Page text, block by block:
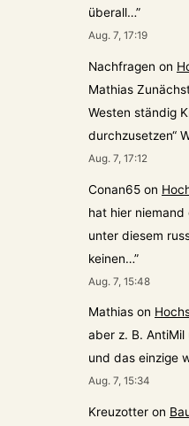
überall…”
Aug. 7, 17:19
Nachfragen on
Mathias
Westen ständig
durchzusetzen“
Aug. 7, 17:12
Conan65 on
hat hier niemand
unter diesem
keinen…”
Aug. 7, 15:48
Mathias on
aber z. B.
und das einzige
Aug. 7, 15:34
Kreuzotter on